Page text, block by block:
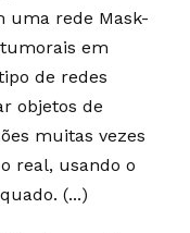
uma rede Mask-
em
de redes
objetos de
muitas vezes
real, usando o
(...)